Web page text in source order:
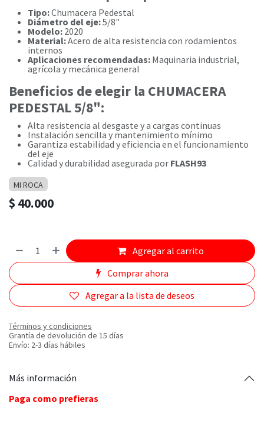
Tipo:Chumacera Pedestal
Diámetro del eje:5/8"
Modelo: 2020
Material:Acero de alta resistencia con rodamientos
internos
Aplicaciones recomendadas: Maquinaria industrial,
agrícola y mecánica general
Beneficios de elegir la CHUMACERA
PEDESTAL 5/8":
Alta resistencia al desgaste y a cargas continuas
Instalación sencilla y mantenimiento mínimo
Garantiza estabilidad y eficiencia en el funcionamiento
del eje
Calidad y durabilidad asegurada por FLASH93
MI ROCA
$ 40.000
Agregar al carrito
Comprar ahora
Agregar a la lista de deseos
Términos y condiciones
Grantía de devolución de 15 días
Envío: 2-3 días hábiles
Más información
Paga como prefieras